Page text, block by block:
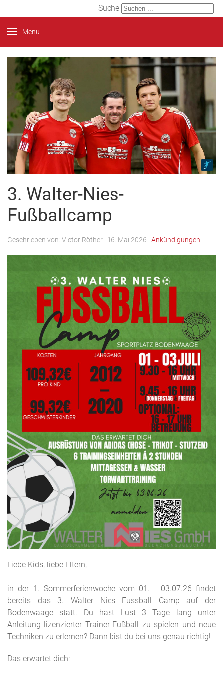
Suche
Menu
3. Walter-Nies-
Fußballcamp
Geschrieben von: Victor Röther | 16. Mai 2026 | Ankündigungen
Liebe Kids, liebe Eltern,
in der 1. Sommerferienwoche vom 01. - 03.07.26 findet
bereits das 3. Walter Nies Fussball Camp auf der
Bodenwaage statt. Du hast Lust 3 Tage lang unter
Anleitung lizenzierter Trainer Fußball zu spielen und neue
Techniken zu erlernen? Dann bist du bei uns genau richtig!
Das erwartet dich: